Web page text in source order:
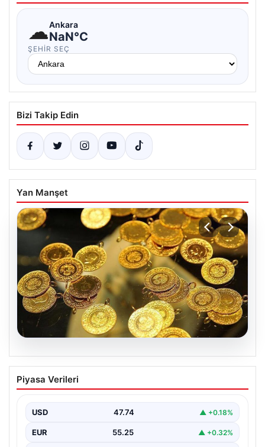
☁Ankara
NaN°C
ŞEHIR SEÇ
Bizi Takip Edin
Yan Manşet
07.08.2026
Altın fiyatları canlı 7 Nisan 2026: Altın
fiyatları bugün ne kadar oldu?
Piyasa Verileri
USD 47.74 ▲ +0.18%
EUR 55.25 ▲ +0.32%